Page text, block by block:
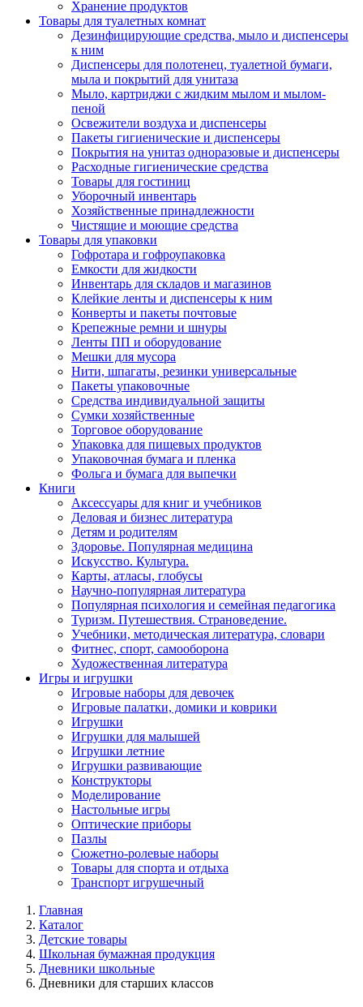
Хранение продуктов
Товары для туалетных комнат
Дезинфицирующие средства, мыло и диспенсеры
к ним
Диспенсеры для полотенец, туалетной бумаги,
мыла и покрытий для унитаза
Мыло, картриджи с жидким мылом и мылом-
пеной
Освежители воздуха и диспенсеры
Пакеты гигиенические и диспенсеры
Покрытия на унитаз одноразовые и диспенсеры
Расходные гигиенические средства
Товары для гостиниц
Уборочный инвентарь
Хозяйственные принадлежности
Чистящие и моющие средства
Товары для упаковки
Гофротара и гофроупаковка
Емкости для жидкости
Инвентарь для складов и магазинов
Клейкие ленты и диспенсеры к ним
Конверты и пакеты почтовые
Крепежные ремни и шнуры
Ленты ПП и оборудование
Мешки для мусора
Нити, шпагаты, резинки универсальные
Пакеты упаковочные
Средства индивидуальной защиты
Сумки хозяйственные
Торговое оборудование
Упаковка для пищевых продуктов
Упаковочная бумага и пленка
Фольга и бумага для выпечки
Книги
Аксессуары для книг и учебников
Деловая и бизнес литература
Детям и родителям
Здоровье. Популярная медицина
Искусство. Культура.
Карты, атласы, глобусы
Научно-популярная литература
Популярная психология и семейная педагогика
Туризм. Путешествия. Страноведение.
Учебники, методическая литература, словари
Фитнес, спорт, самооборона
Художественная литература
Игры и игрушки
Игровые наборы для девочек
Игровые палатки, домики и коврики
Игрушки
Игрушки для малышей
Игрушки летние
Игрушки развивающие
Конструкторы
Моделирование
Настольные игры
Оптические приборы
Пазлы
Сюжетно-ролевые наборы
Товары для спорта и отдыха
Транспорт игрушечный
Главная
Каталог
Детские товары
Школьная бумажная продукция
Дневники школьные
Дневники для старших классов